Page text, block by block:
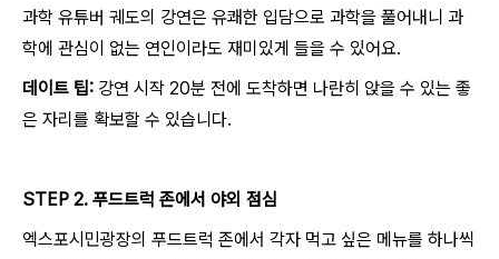
과학 유튜버 궤도의 강연은 유쾌한 입담으로 과학을 풀어내니 과
학에 관심이 없는 연인이라도 재미있게 들을 수 있어요.
데이트 팁: 강연 시작 20분 전에 도착하면 나란히 앉을 수 있는 좋
은 자리를 확보할 수 있습니다.
STEP 2. 푸드트럭 존에서 야외 점심
엑스포시민광장의 푸드트럭 존에서 각자 먹고 싶은 메뉴를 하나씩